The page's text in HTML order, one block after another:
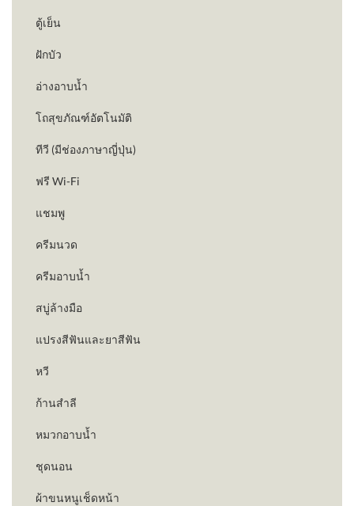
ตู้เย็น
ฝักบัว
อ่างอาบน้ำ
โถสุขภัณฑ์อัตโนมัติ
ทีวี (มีช่องภาษาญี่ปุ่น)
ฟรี Wi-Fi
แชมพู
ครีมนวด
ครีมอาบน้ำ
สบู่ล้างมือ
แปรงสีฟันและยาสีฟัน
หวี
ก้านสำลี
หมวกอาบน้ำ
ชุดนอน
ผ้าขนหนูเช็ดหน้า